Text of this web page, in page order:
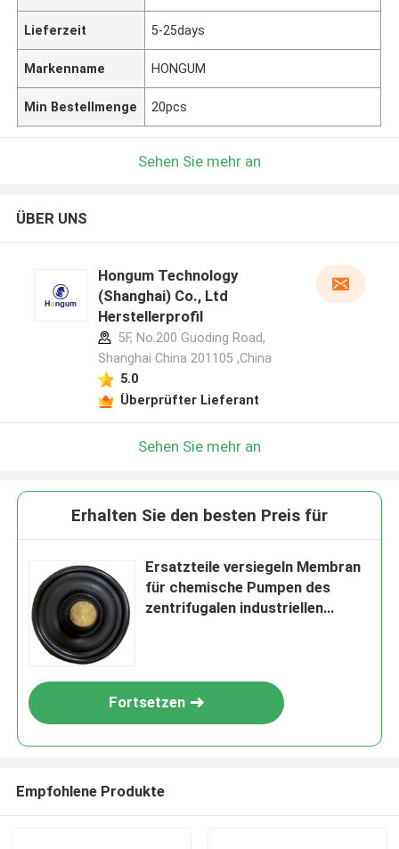
Lieferzeit 5-25days
Markenname HONGUM
Min Bestellmenge 20pcs
Sehen Sie mehr an
ÜBER UNS
Hongum Technology
(Shanghai) Co., Ltd
Herstellerprofil
5F, No.200 Guoding Road,
Shanghai China 201105 ,China
5.0
Überprüfter Lieferant
Sehen Sie mehr an
Erhalten Sie den besten Preis für
Ersatzteile versiegeln Membran
für chemische Pumpen des
zentrifugalen industriellen
Fortsetzen
Empfohlene Produkte